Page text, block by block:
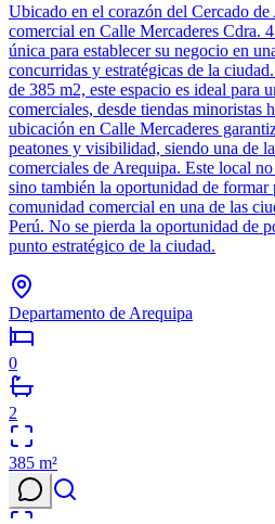
Ubicado en el corazón del Cercado de
comercial en Calle Mercaderes Cdra.
única para establecer su negocio en
concurridas y estratégicas de la
de 385 m2, este espacio es ideal para
comerciales, desde tiendas minoristas
ubicación en Calle Mercaderes
peatones y visibilidad, siendo una de
comerciales de Arequipa. Este local
sino también la oportunidad de formar
comunidad comercial en una de las
Perú. No se pierda la oportunidad de
punto estratégico de la ciudad.
Departamento de Arequipa
0
2
385 m²